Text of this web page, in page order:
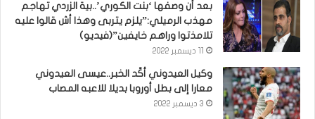
بعد أن وصفها ‘بنت الكوري’..بية الزردي تهاجم
مهذب الرميلي:”يلزم يتربى وهذا أش قالوا عليه
تلامذتوا وراهم خايفين”(فيديو)
وكيل العيدوني أكّد الخبر..عيسى العيدوني
معارا إلى بطل أوروبا بديلا للاعبه المصاب
3 ديسمبر 2022